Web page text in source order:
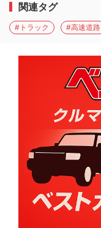
関連タグ
#トラック #高速道路